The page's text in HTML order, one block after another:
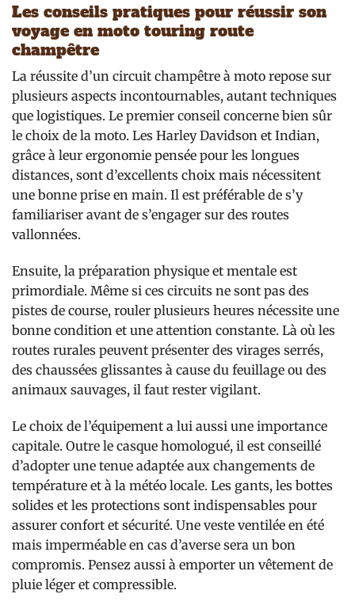
Les conseils pratiques pour réussir son
voyage en moto touring route
champêtre
La réussite d’un circuit champêtre à moto repose sur
plusieurs aspects incontournables, autant techniques
que logistiques. Le premier conseil concerne bien sûr
le choix de la moto. Les Harley Davidson et Indian,
grâce à leur ergonomie pensée pour les longues
distances, sont d’excellents choix mais nécessitent
une bonne prise en main. Il est préférable de s’y
familiariser avant de s’engager sur des routes
vallonnées.
Ensuite, la préparation physique et mentale est
primordiale. Même si ces circuits ne sont pas des
pistes de course, rouler plusieurs heures nécessite une
bonne condition et une attention constante. Là où les
routes rurales peuvent présenter des virages serrés,
des chaussées glissantes à cause du feuillage ou des
animaux sauvages, il faut rester vigilant.
Le choix de l’équipement a lui aussi une importance
capitale. Outre le casque homologué, il est conseillé
d’adopter une tenue adaptée aux changements de
température et à la météo locale. Les gants, les bottes
solides et les protections sont indispensables pour
assurer confort et sécurité. Une veste ventilée en été
mais imperméable en cas d’averse sera un bon
compromis. Pensez aussi à emporter un vêtement de
pluie léger et compressible.